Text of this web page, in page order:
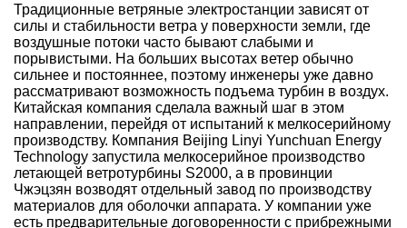
Традиционные ветряные электростанции зависят от
силы и стабильности ветра у поверхности земли, где
воздушные потоки часто бывают слабыми и
порывистыми. На больших высотах ветер обычно
сильнее и постояннее, поэтому инженеры уже давно
рассматривают возможность подъема турбин в воздух.
Китайская компания сделала важный шаг в этом
направлении, перейдя от испытаний к мелкосерийному
производству. Компания Beijing Linyi Yunchuan Energy
Technology запустила мелкосерийное производство
летающей ветротурбины S2000, а в провинции
Чжэцзян возводят отдельный завод по производству
материалов для оболочки аппарата. У компании уже
есть предварительные договоренности с прибрежными